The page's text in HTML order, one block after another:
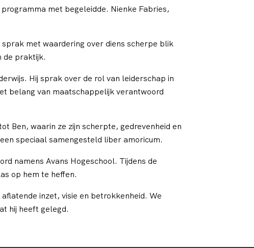
met begeleidde. Nienke Fabries,
met waardering over diens scherpe blik
de praktijk.
Hij sprak over de rol van leiderschap in
belang van maatschappelijk verantwoord
Ben, waarin ze zijn scherpte, gedrevenheid en
speciaal samengesteld liber amoricum.
namens Avans Hogeschool. Tijdens de
op hem te heffen.
inzet, visie en betrokkenheid. We
hij heeft gelegd.